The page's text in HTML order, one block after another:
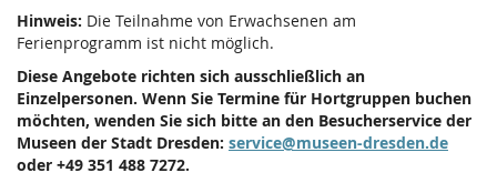
Hinweis: Die Teilnahme von Erwachsenen am
Ferienprogramm ist nicht möglich.
Diese Angebote richten sich ausschließlich an
Einzelpersonen. Wenn Sie Termine für Hortgruppen buchen
möchten, wenden Sie sich bitte an den Besucherservice der
Museen der Stadt Dresden: service@museen-dresden.de
oder +49 351 488 7272.